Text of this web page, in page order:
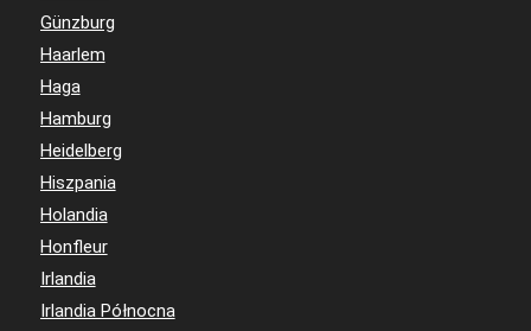
Günzburg
Haarlem
Haga
Hamburg
Heidelberg
Hiszpania
Holandia
Honfleur
Irlandia
Irlandia Północna